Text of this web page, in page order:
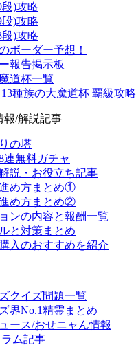
)攻略
)攻略
)攻略
ボーダー予想！
報告掲示板
道杯一覧
13種族の大魔道杯 覇級攻略
報/解説記事
の塔
連無料ガチャ
説・お役立ち記事
め方まとめ①
め方まとめ②
ンの内容と報酬一覧
と対策まとめ
入のおすすめを紹介
クイズ問題一覧
界No.1精霊まとめ
ース/おせニャん情報
ム記事